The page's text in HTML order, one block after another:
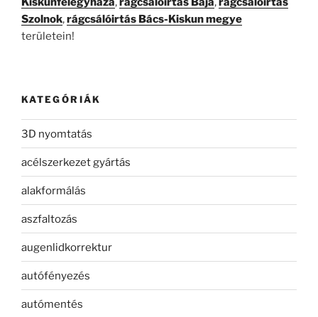
Szolnok,rágcsálóirtás Bács-Kiskun megye
területein!
KATEGÓRIÁK
3D nyomtatás
acélszerkezet gyártás
alakformálás
aszfaltozás
augenlidkorrektur
autófényezés
autómentés